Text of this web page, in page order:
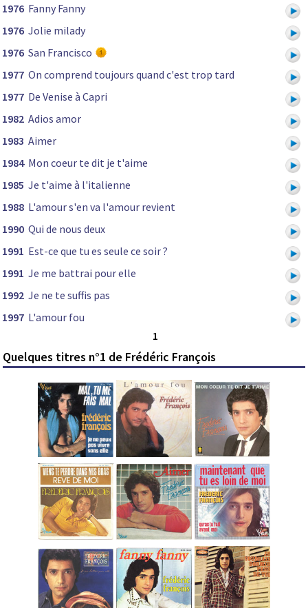
1976 Fanny Fanny
1976 Jolie milady
1976 San Francisco
1977 On comprend toujours quand c'est trop tard
1977 De Venise à Capri
1982 Adios amor
1983 Aimer
1984 Mon coeur te dit je t'aime
1985 Je t'aime à l'italienne
1988 L'amour s'en va l'amour revient
1990 Qui de nous deux
1991 Est-ce que tu es seule ce soir ?
1991 Je me battrai pour elle
1992 Je ne te suffis pas
1997 L'amour fou
1
Quelques titres n°1 de Frédéric François